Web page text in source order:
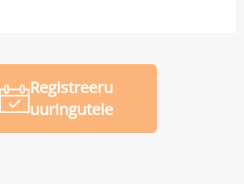
Registreeru
uuringutele